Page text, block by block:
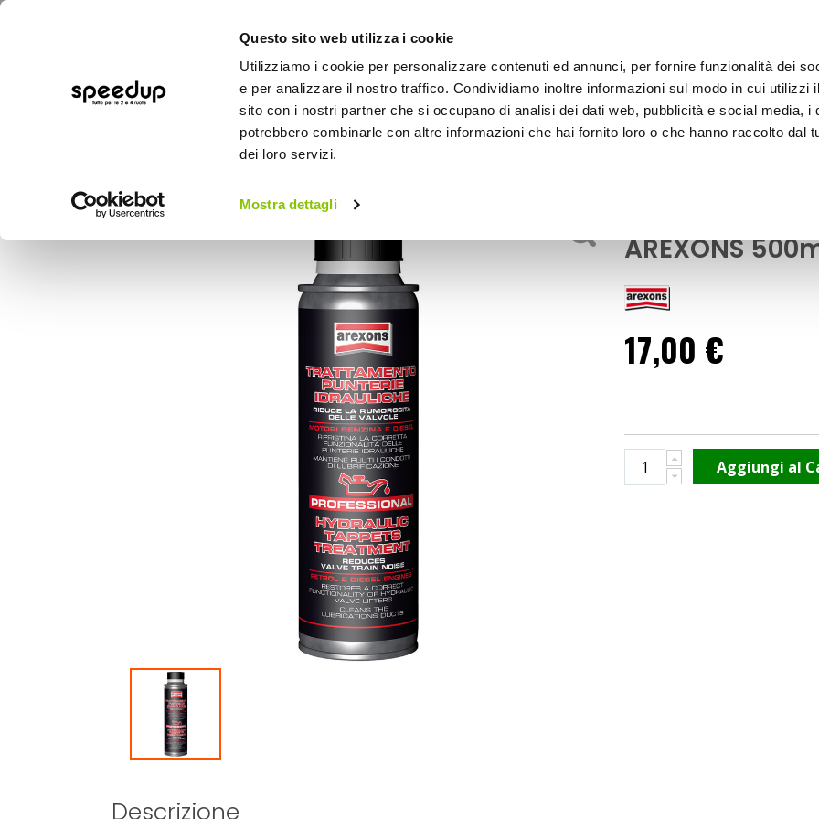
Questo sito web utilizza i cookie
Utilizziamo i cookie per personalizzare contenuti ed annunci, per fornire funzionalità dei
e per analizzare il nostro traffico. Condividiamo inoltre informazioni sul modo in cui utilizzi
sito con i nostri partner che si occupano di analisi dei dati web, pubblicità e social media, i
potrebbero combinarle con altre informazioni che hai fornito loro o che hanno raccolto dal
dei loro servizi.
Mostra dettagli
BICI OUTDOOR
Home
AREXONS
17,00 €
Aggiungi al
Descrizione